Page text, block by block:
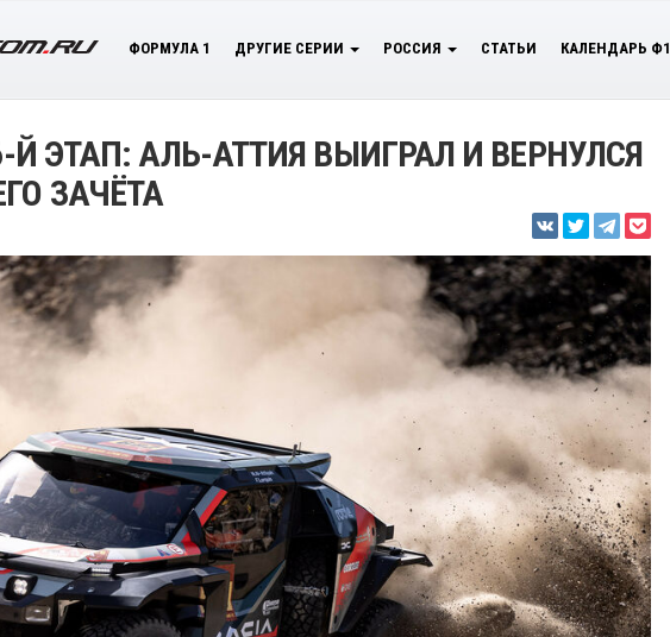
ФОРМУЛА 1 ДРУГИЕ СЕРИИ РОССИЯ СТАТЬИ КАЛЕНДАРЬ Ф1
Й ЭТАП: АЛЬ-АТТИЯ ВЫИГРАЛ И ВЕРНУЛСЯ
ЗАЧЁТА